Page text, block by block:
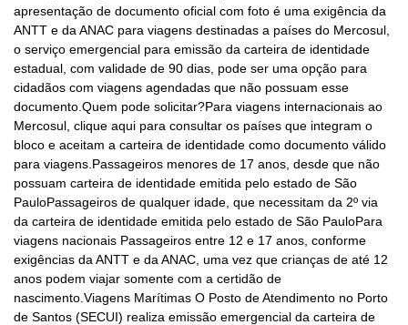
apresentação de documento oficial com foto é uma exigência da
ANTT e da ANAC para viagens destinadas a países do Mercosul,
o serviço emergencial para emissão da carteira de identidade
estadual, com validade de 90 dias, pode ser uma opção para
cidadãos com viagens agendadas que não possuam esse
documento.Quem pode solicitar?Para viagens internacionais ao
Mercosul, clique aqui para consultar os países que integram o
bloco e aceitam a carteira de identidade como documento válido
para viagens.Passageiros menores de 17 anos, desde que não
possuam carteira de identidade emitida pelo estado de São
PauloPassageiros de qualquer idade, que necessitam da 2º via
da carteira de identidade emitida pelo estado de São PauloPara
viagens nacionais Passageiros entre 12 e 17 anos, conforme
exigências da ANTT e da ANAC, uma vez que crianças de até 12
anos podem viajar somente com a certidão de
nascimento.Viagens Marítimas O Posto de Atendimento no Porto
de Santos (SECUI) realiza emissão emergencial da carteira de